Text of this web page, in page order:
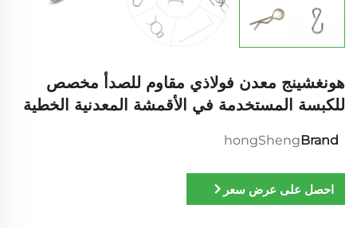
هونغشينج معدن فولاذي مقاوم للصدأ مخصص
للكبسة المستخدمة في الأقمشة المعدنية الخطية
Brand
hongSheng
احصل على عرض سعر